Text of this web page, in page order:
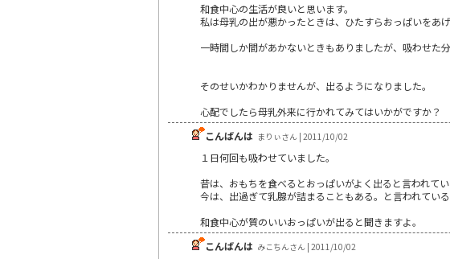
和食中心の生活が良いと思います。
私は母乳の出が悪かったときは、ひたすらおっぱいをあげ
一時間しか間があかないときもありましたが、吸わせた
そのせいかわかりませんが、出るようになりました。
心配でしたら母乳外来に行かれてみてはいかがですか？
こんばんは まりぃさん | 2011/10/02
１日何回も吸わせていました。
昔は、おもちを食べるとおっぱいがよく出ると言われてい
今は、出過ぎて乳腺が詰まることもある。と言われてい
和食中心が質のいいおっぱいが出ると聞きますよ。
こんばんは みこちんさん | 2011/10/02